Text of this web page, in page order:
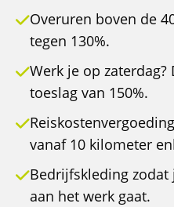
Overuren boven de
tegen 130%.
Werk je op
toeslag van 150%.
vanaf 10 kilometer
Bedrijfskleding
aan het werk gaat.